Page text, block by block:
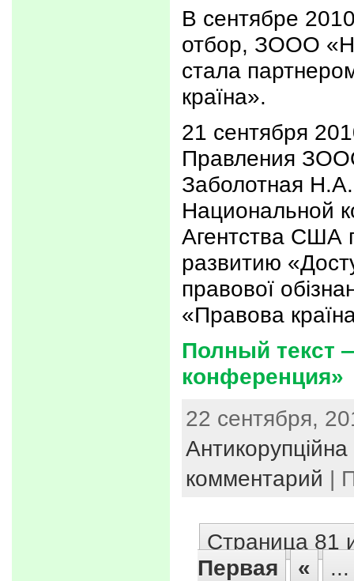
В сентябре
отбор, ЗООО
стала
країна».
21 сентября
Правления
Заболотная
Национальной
Агентства США
развитию
правової
«Правова
Полный текст
конференция»
22 сентября,
Антикорупційна
комментарий |
Страница 81
Первая
« ...